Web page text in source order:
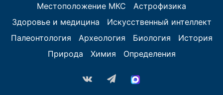
Местоположение МКС
Астрофизика
Здоровье и медицина
Искусственный интеллект
Палеонтология
Археология Биология
История
Природа
Химия Определения
vk.com Telegram